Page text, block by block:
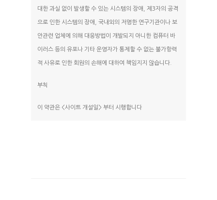
대한 과실 없이 발생할 수 있는 시스템의 장애, 제3자의 공격
으로 인한 시스템의 장애, 국내외의 저명한 연구기관이나 보
안관련 업체에 의해 대응방법이 개발되지 아니한 컴퓨터 바
이러스 등의 유포나 기타 운영자가 통제할 수 없는 불가항력
적 사유로 인한 회원의 손해에 대하여 책임지지 않습니다.
부칙
이 약관은 <사이트 개설일> 부터 시행합니다